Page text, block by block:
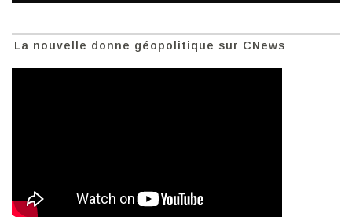
La nouvelle donne géopolitique sur CNews